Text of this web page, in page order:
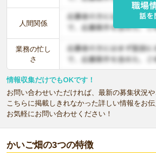
人間関係
業務の忙し
さ
情報収集だけでもOKです！
お問い合わせいただければ、最新の募集状況
こちらに掲載しきれなかった詳しい情報をお伝
お気軽にお問い合わせください！
かいご畑の3つの特徴